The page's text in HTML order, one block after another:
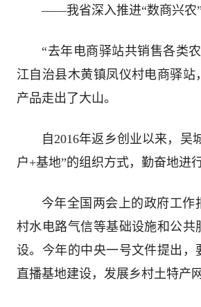
——我省深入推进“数商兴农
“去年电商驿站共销售各类
江自治县木黄镇凤仪村电商驿
产品走出了大山。
自2016年返乡创业以来，吴
户+基地”的组织方式，勤奋地进
今年全国两会上的政府工作
村水电路气信等基础设施和公
设。今年的中央一号文件提出
直播基地建设，发展乡村土特产